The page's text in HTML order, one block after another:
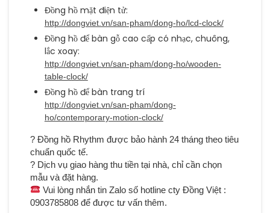
Đồng hồ mặt điện tử:
http://dongviet.vn/san-pham/dong-ho/lcd-clock/
Đồng hồ để bàn gỗ cao cấp có nhạc, chuông,
lắc xoay:
http://dongviet.vn/san-pham/dong-ho/wooden-
table-clock/
Đồng hồ để bàn trang trí
http://dongviet.vn/san-pham/dong-
ho/contemporary-motion-clock/
? Đồng hồ Rhythm được bảo hành 24 tháng theo tiêu
chuẩn quốc tế.
? Dịch vụ giao hàng thu tiền tại nhà, chỉ cần chọn
mẫu và đặt hàng.
Vui lòng nhắn tin Zalo số hotline cty Đồng Việt :
0903785808 để được tư vấn thêm.